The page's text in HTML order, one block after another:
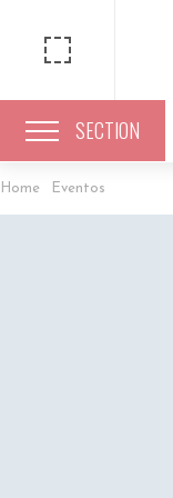
SECTION
Home Eventos